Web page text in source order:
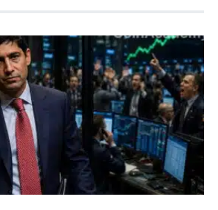
: 23 000 postes détruits en juillet, les